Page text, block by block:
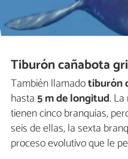
Tiburón cañabota
También llamadotiburón
hasta5 m de longitud.
tienen cinco branquias,
seis de ellas, la sexta
proceso evolutivo que le